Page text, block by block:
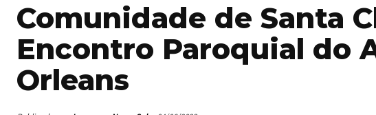
Comunidade de Santa
Encontro Paroquial do
Orleans